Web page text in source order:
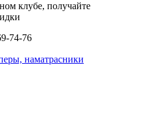
клубе, получайте
74-76
наматрасники